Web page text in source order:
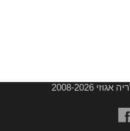
2008-2026
a